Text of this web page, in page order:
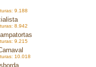
9.188
8.942
9.215
10.018